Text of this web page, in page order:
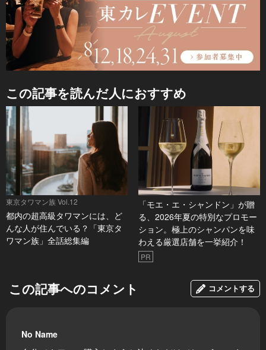
この記事を読んだ人におすすめ
東京タワマン族 Vol.12
都内の超高級タワマンには、ど
んな人が住んでいる？「東京タ
ワマン族」全話総集編
「モエ・エ・シャンドン」が贈
る、2026年夏の特別なプロモー
ション。極上のシャンパンを味
わえる厳選店舗を一挙紹介！
PR
この記事へのコメント コメントする
No Name